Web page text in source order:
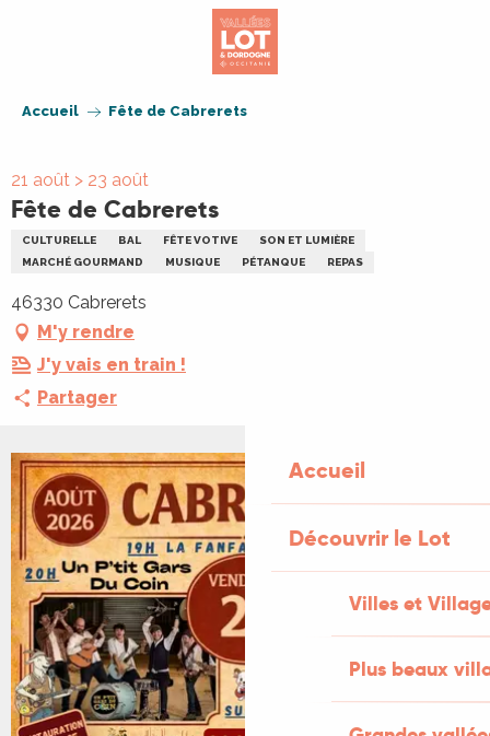
Accueil
Découvrir le Lot
Villes et
Plus beaux
Accueil Fête de Cabrerets
21 août > 23 août
Fête de Cabrerets
CULTURELLE BAL FÊTE VOTIVE
SON ET LUMIÈRE
MARCHÉ GOURMAND
MUSIQUE PÉTANQUE REPAS
46330 Cabrerets
M'y rendre
J'y vais en train !
Partager